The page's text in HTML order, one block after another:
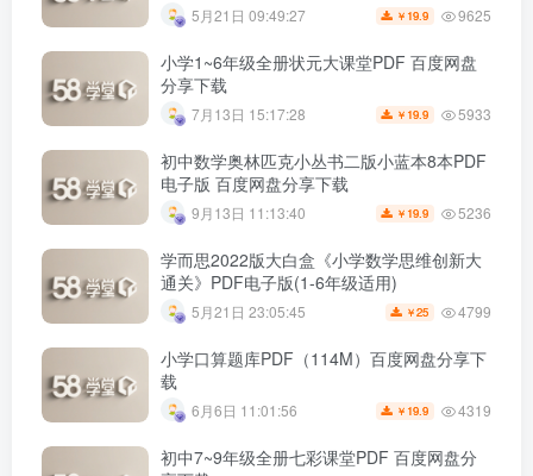
5月21日 09:49:27 ￥ 19.9 9625
小学1~6年级全册状元大课堂PDF 百度网盘
分享下载
7月13日 15:17:28 ￥ 19.9 5933
初中数学奥林匹克小丛书二版小蓝本8本PDF
电子版 百度网盘分享下载
9月13日 11:13:40 ￥ 19.9 5236
学而思2022版大白盒《小学数学思维创新大
通关》PDF电子版(1-6年级适用)
5月21日 23:05:45 ￥25 4799
小学口算题库PDF（114M）百度网盘分享下
载
6月6日 11:01:56 ￥ 19.9 4319
初中7~9年级全册七彩课堂PDF 百度网盘分